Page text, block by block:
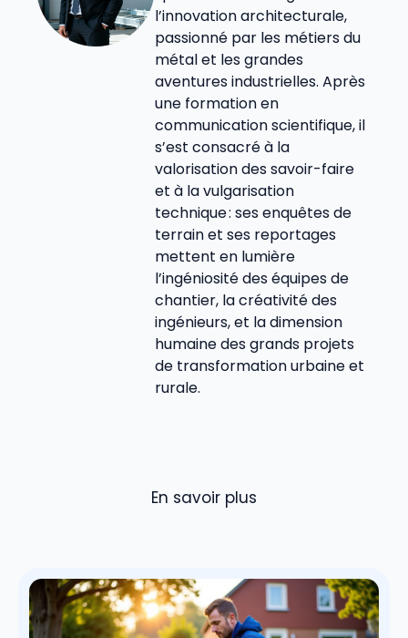
l’innovation architecturale,
passionné par les métiers du
métal et les grandes
aventures industrielles. Après
une formation en
communication scientifique, il
s’est consacré à la
valorisation des savoir-faire
et à la vulgarisation
technique : ses enquêtes de
terrain et ses reportages
mettent en lumière
l’ingéniosité des équipes de
chantier, la créativité des
ingénieurs, et la dimension
humaine des grands projets
de transformation urbaine et
rurale.
En savoir plus